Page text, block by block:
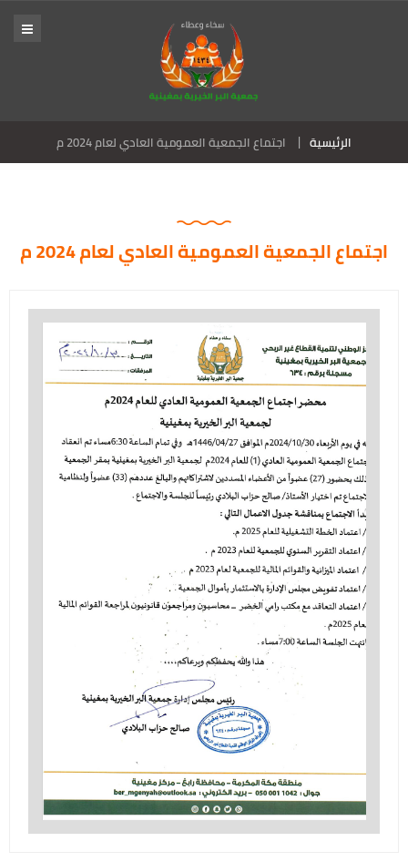
الرئيسية اجتماع الجمعية العمومية العادي لعام 2024 م
اجتماع الجمعية العمومية العادي لعام 2024 م